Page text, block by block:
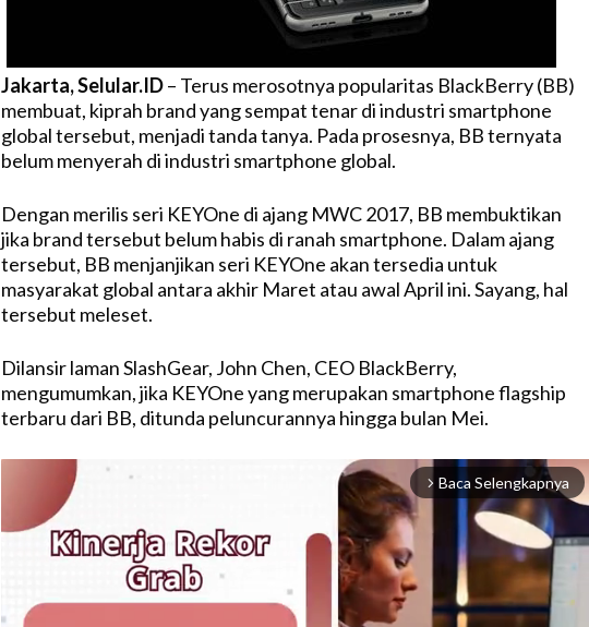
Jakarta, Selular.ID– Terus merosotnya popularitas BlackBerry (BB)
membuat, kiprah brand yang sempat tenar di industri smartphone
global tersebut, menjadi tanda tanya. Pada prosesnya, BB ternyata
belum menyerah di industri smartphone global.
Dengan merilis seri KEYOne di ajang MWC 2017, BB membuktikan
jika brand tersebut belum habis di ranah smartphone. Dalam ajang
tersebut, BB menjanjikan seri KEYOne akan tersedia untuk
masyarakat global antara akhir Maret atau awal April ini. Sayang, hal
tersebut meleset.
Dilansir laman SlashGear, John Chen, CEO BlackBerry,
mengumumkan, jika KEYOne yang merupakan smartphone flagship
terbaru dari BB, ditunda peluncurannya hingga bulan Mei.
arrow_forward_ios Baca Selengkapnya